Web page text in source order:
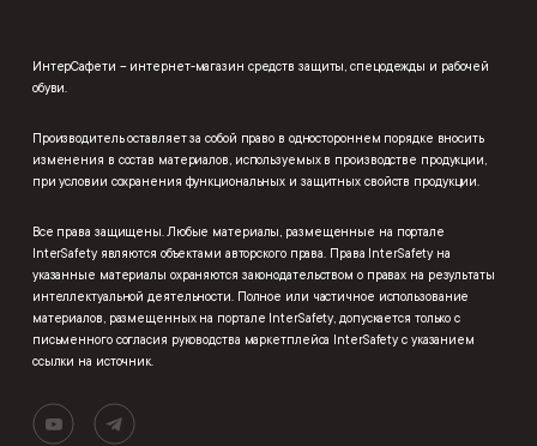
ИнтерСафети – интернет-магазин средств защиты, спецодежды и рабочей
обуви.
Производитель оставляет за собой право в одностороннем порядке вносить
изменения в состав материалов, используемых в производстве продукции,
при условии сохранения функциональных и защитных свойств продукции.
Все права защищены. Любые материалы, размещенные на портале
InterSafety являются объектами авторского права. Права InterSafety на
указанные материалы охраняются законодательством о правах на результаты
интеллектуальной деятельности. Полное или частичное использование
материалов, размещенных на портале InterSafety, допускается только с
письменного согласия руководства маркетплейса InterSafety с указанием
ссылки на источник.